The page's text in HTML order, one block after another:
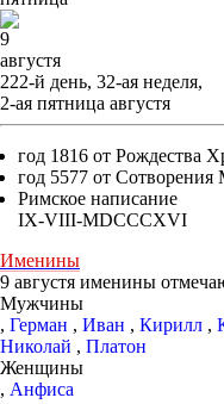
9
августя
222-й день, 32-ая неделя,
2-ая пятница августя
год 1816 от Рождества
год 5577 от
Римское написание
IX-VIII-MDCCCXVI
Именины
9 августя именины
Мужчины
, Герман , Иван , Кирилл ,
Николай , Платон
Женщины
, Анфиса